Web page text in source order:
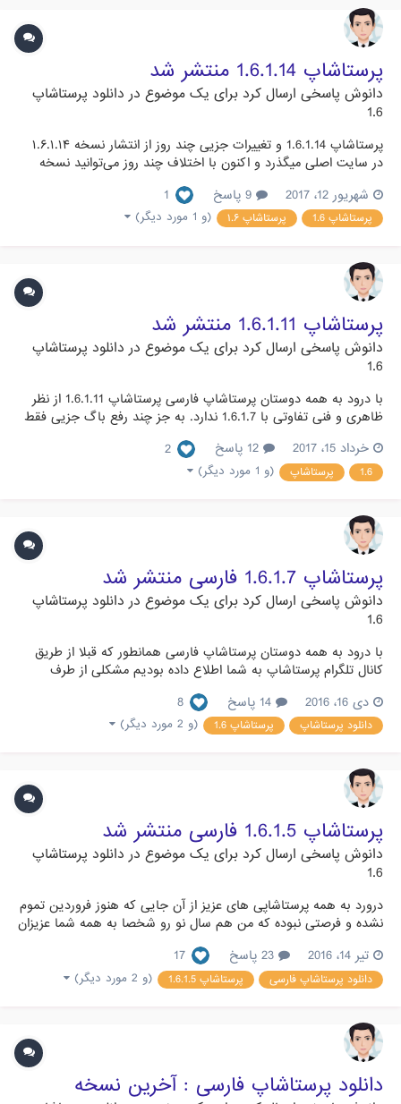
پرستاشاپ 1.6.1.14 منتشر شد
دانوش پاسخی ارسال کرد برای یک موضوع در دانلود پرستاشاپ
1.6
پرستاشاپ 1.6.1.14 و تغییرات جزیی چند روز از انتشار نسخه ۱.۶.۱.۱۴
در سایت اصلی میگذرد و اکنون با اختلاف چند روز می‌توانید نسخه
و تغییرات مهمی نداشته است. انگلیسی بودن فروشگاه بعد از نصب
متاسفانه از نسخه ۱.۶.۱.۱۲ بعد از نصب پرستاشاپ شاه...
شهریور 12، 2017 1
پرستاشاپ 1.6 پرستاشاپ ۱.۶ (و 1 مورد دیگر)
پرستاشاپ 1.6.1.11 منتشر شد
دانوش پاسخی ارسال کرد برای یک موضوع در دانلود پرستاشاپ
1.6
با درود به همه دوستان پرستاشاپ فارسی پرستاشاپ 1.6.1.11 از نظر
ظاهری و فنی تفاوتی با 1.6.1.7 ندارد. به جز چند رفع باگ جزیی فقط
به همین منظور نسخه 1.6.1.11 با اندکی تاخیر منتشر می شود.
سازگاری قالب ها و ماژول ها ماژول ها و قالب هایی که...
خرداد 15، 2017 2
1.6 پرستاشاپ (و 1 مورد دیگر)
پرستاشاپ 1.6.1.7 فارسی منتشر شد
دانوش پاسخی ارسال کرد برای یک موضوع در دانلود پرستاشاپ
1.6
با درود به همه دوستان پرستاشاپ فارسی همانطور که قبلا از طریق
کانال تلگرام پرستاشاپ به شما اطلاع داده بودیم مشکلی از طرف
مشکل مواجه میکرد. با حل این مشکل توسط پرستاشاپ جهانی اکنون
نسخه جدید پرستاشاپ یعنی 1.6.1.7 با اندکی تاخیر آماده دانلود
دی 16، 2016 8
دانلود پرستاشاپ پرستاشاپ 1.6 (و 2 مورد دیگر)
پرستاشاپ 1.6.1.5 فارسی منتشر شد
دانوش پاسخی ارسال کرد برای یک موضوع در دانلود پرستاشاپ
1.6
درورد به همه پرستاشاپی های عزیز از آن جایی که هنوز فروردین تموم
نشده و فرصتی نبوده که من هم سال نو رو شخصا به همه شما عزیزان
بگم و هم یک عیدی شیرین به شما کاربران عزیز تقدیم کنم. سرعت در
بومی سازی شاید باورش برای شما کمی سخت باشد که نسخه ب...
تیر 14، 2016 17
دانلود پرستاشاپ فارسی پرستاشاپ 1.6.1.5 (و 2 مورد دیگر)
دانلود پرستاشاپ فارسی : آخرین نسخه